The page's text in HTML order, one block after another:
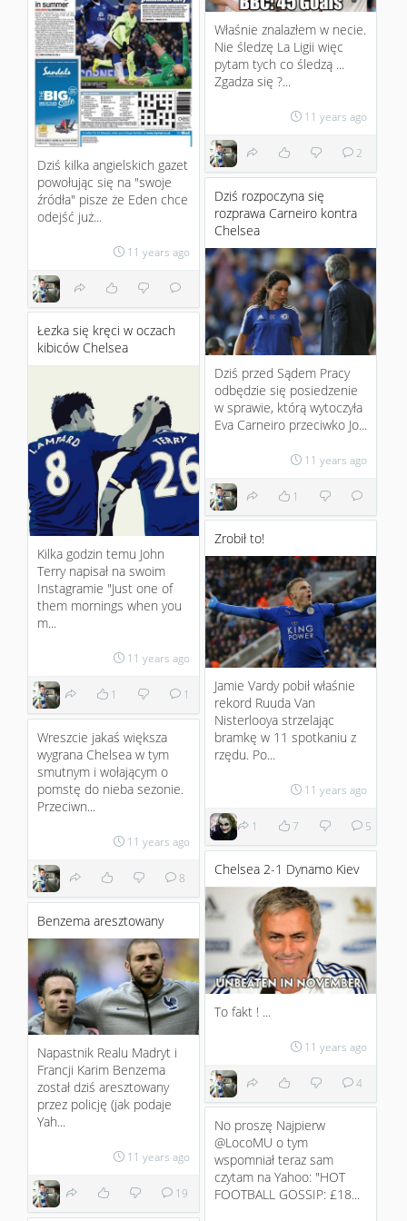
Właśnie znalazłem w necie.
Nie śledzę La Ligii więc
pytam tych co śledzą ...
Zgadza się ?...
11 years ago
2
Dziś kilka angielskich gazet
powołując się na "swoje
źródła" pisze że Eden chce
odejść już...
11 years ago
Dziś rozpoczyna się
rozprawa Carneiro kontra
Chelsea
Dziś przed Sądem Pracy
odbędzie się posiedzenie
w sprawie, którą wytoczyła
Eva Carneiro przeciwko Jo...
11 years ago
1
Łezka się kręci w oczach
kibiców Chelsea
Kilka godzin temu John
Terry napisał na swoim
Instagramie "Just one of
them mornings when you
m...
11 years ago
1 1
Zrobił to!
Jamie Vardy pobił właśnie
rekord Ruuda Van
Nisterlooya strzelając
bramkę w 11 spotkaniu z
rzędu. Po...
11 years ago
1 7 5
Wreszcie jakaś większa
wygrana Chelsea w tym
smutnym i wołającym o
pomstę do nieba sezonie.
Przeciwn...
11 years ago
8 Chelsea 2-1 Dynamo Kiev
To fakt ! ...
11 years ago
4
Benzema aresztowany
Napastnik Realu Madryt i
Francji Karim Benzema
został dziś aresztowany
przez policję (jak podaje
Yah...
11 years ago
19
No proszę Najpierw
@LocoMU o tym
wspomniał teraz sam
czytam na Yahoo: "HOT
FOOTBALL GOSSIP: £18...